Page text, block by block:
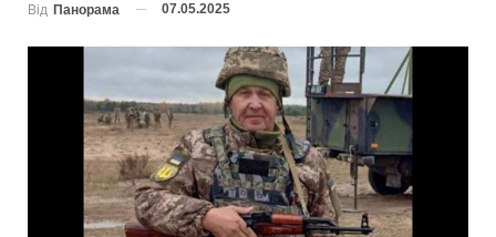
Від Панорама 07.05.2025